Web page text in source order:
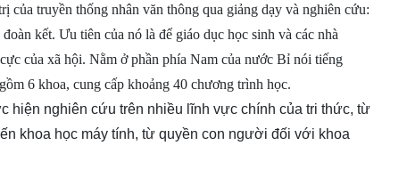
của truyền thống nhân văn thông qua giảng dạy và nghiên cứu:
kết. Ưu tiên của nó là để giáo dục học sinh và các nhà
của xã hội. Nằm ở phần phía Nam của nước Bỉ nói tiếng
6 khoa, cung cấp khoảng 40 chương trình học.
hiện nghiên cứu trên nhiều lĩnh vực chính của tri thức, từ
khoa học máy tính, từ quyền con người đối với khoa